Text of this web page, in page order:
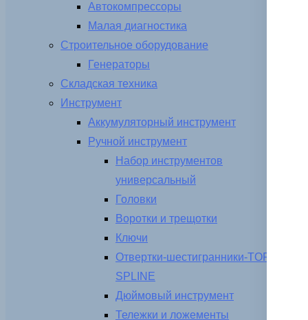
Автокомпрессоры
Малая диагностика
Строительное оборудование
Генераторы
Складская техника
Инструмент
Аккумуляторный инструмент
Ручной инструмент
Набор инструментов
универсальный
Головки
Воротки и трещотки
Ключи
Отвертки-шестигранники-TORX-
SPLINE
Дюймовый инструмент
Тележки и ложементы